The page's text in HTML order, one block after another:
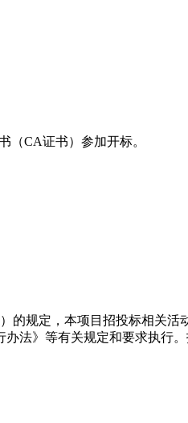
CA证书）参加开标。
规定，本项目招投标相关活
法》等有关规定和要求执行